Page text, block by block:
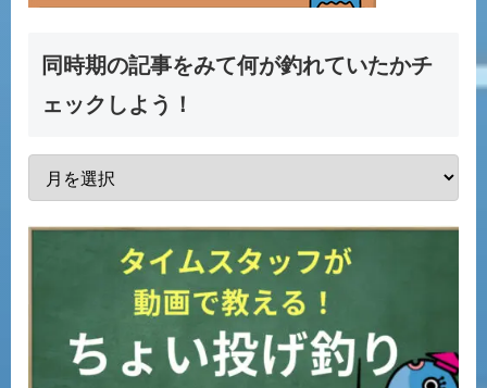
同時期の記事をみて何が釣れていたかチ
ェックしよう！